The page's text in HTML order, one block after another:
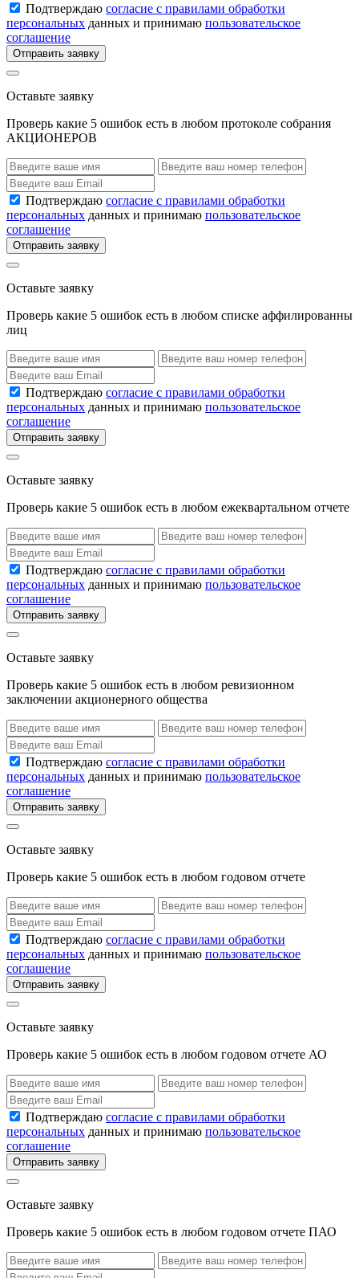
Подтверждаю согласие с правилами обработки
персональных данных и принимаю пользовательское
соглашение
Отправить заявку
Оставьте заявку
Проверь какие 5 ошибок есть в любом протоколе собрания
АКЦИОНЕРОВ
Подтверждаю согласие с правилами обработки
персональных данных и принимаю пользовательское
соглашение
Отправить заявку
Оставьте заявку
Проверь какие 5 ошибок есть в любом списке аффилированны
лиц
Подтверждаю согласие с правилами обработки
персональных данных и принимаю пользовательское
соглашение
Отправить заявку
Оставьте заявку
Проверь какие 5 ошибок есть в любом ежеквартальном отчете
Подтверждаю согласие с правилами обработки
персональных данных и принимаю пользовательское
соглашение
Отправить заявку
Оставьте заявку
Проверь какие 5 ошибок есть в любом ревизионном
заключении акционерного общества
Подтверждаю согласие с правилами обработки
персональных данных и принимаю пользовательское
соглашение
Отправить заявку
Оставьте заявку
Проверь какие 5 ошибок есть в любом годовом отчете
Подтверждаю согласие с правилами обработки
персональных данных и принимаю пользовательское
соглашение
Отправить заявку
Оставьте заявку
Проверь какие 5 ошибок есть в любом годовом отчете АО
Подтверждаю согласие с правилами обработки
персональных данных и принимаю пользовательское
соглашение
Отправить заявку
Оставьте заявку
Проверь какие 5 ошибок есть в любом годовом отчете ПАО